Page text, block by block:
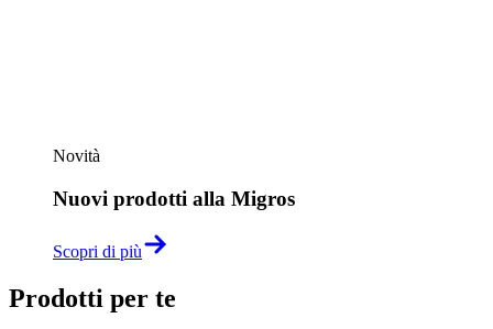
Novità
Nuovi prodotti alla Migros
Scopri di più
Prodotti per te